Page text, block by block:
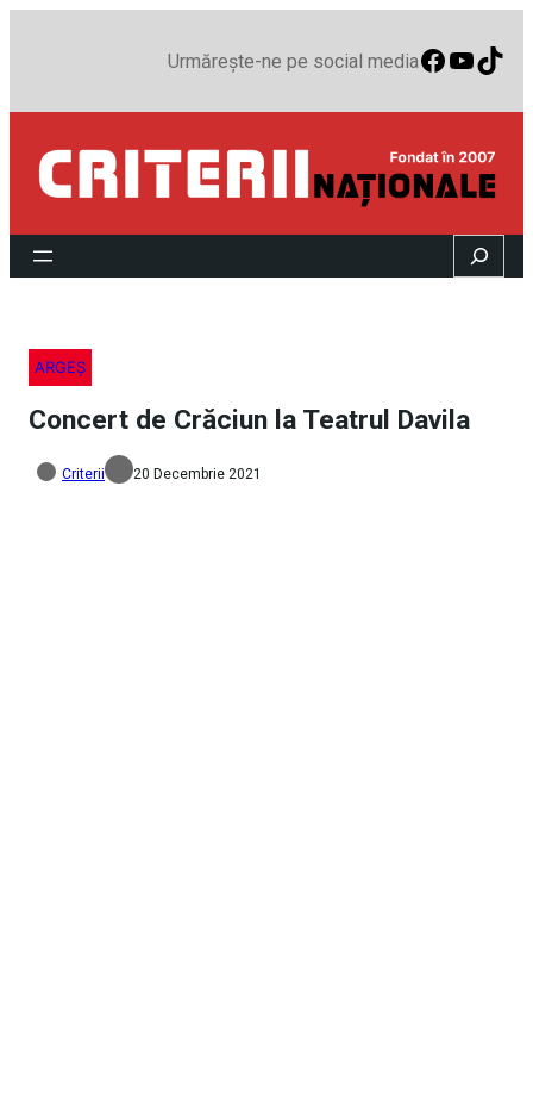
Urmărește-ne pe social media
Search
ARGEȘ
Concert de Crăciun la Teatrul Davila
Criterii 20 Decembrie 2021